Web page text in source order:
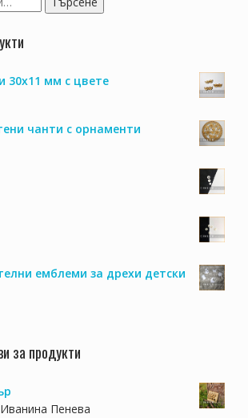
chosen
the
page
30х11 мм с цвете
чанти с орнаменти
емблеми за дрехи детски
за продукти
Пенева